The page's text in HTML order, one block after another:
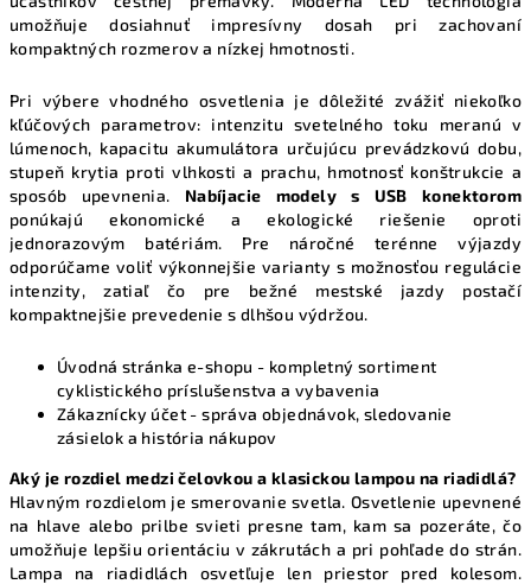
v
k
v
ý
p
i
s
u
umožňuje dosiahnuť impresívny dosah pri zachovaní
kompaktných rozmerov a nízkej hmotnosti.
Pri výbere vhodného osvetlenia je dôležité zvážiť niekoľko
kľúčových parametrov: intenzitu svetelného toku meranú v
lúmenoch, kapacitu akumulátora určujúcu prevádzkovú dobu,
stupeň krytia proti vlhkosti a prachu, hmotnosť konštrukcie a
sposób upevnenia. Nabíjacie modely s USB konektorom
ponúkajú ekonomické a ekologické riešenie oproti
jednorazovým batériám. Pre náročné terénne výjazdy
odporúčame voliť výkonnejšie varianty s možnosťou regulácie
intenzity, zatiaľ čo pre bežné mestské jazdy postačí
kompaktnejšie prevedenie s dlhšou výdržou.
Úvodná stránka e-shopu - kompletný sortiment
cyklistického príslušenstva a vybavenia
Zákaznícky účet - správa objednávok, sledovanie
zásielok a história nákupov
Aký je rozdiel medzi čelovkou a klasickou lampou na riadidlá?
Hlavným rozdielom je smerovanie svetla. Osvetlenie upevnené
na hlave alebo prilbe svieti presne tam, kam sa pozeráte, čo
umožňuje lepšiu orientáciu v zákrutách a pri pohľade do strán.
Lampa na riadidlách osvetľuje len priestor pred kolesom.